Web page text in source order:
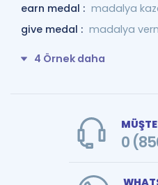
earn medal : madalya
give medal : madalya
4 Örnek daha
0